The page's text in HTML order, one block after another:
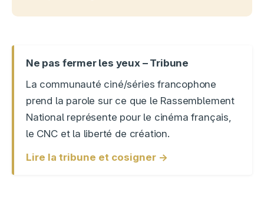
Ne pas fermer les yeux – Tribune
La communauté ciné/séries francophone
prend la parole sur ce que le Rassemblement
National représente pour le cinéma français,
le CNC et la liberté de création.
Lire la tribune et cosigner →